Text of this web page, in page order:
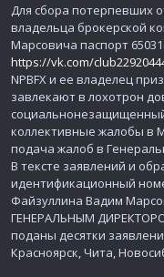
р
п
у
б
л
и
к
а
ц
и
и
Для сбора потерпевших
владельца брокерской
Марсовича паспорт
https://vk.com/
NPBFX и ее владелец
завлекают в лохотрон
коллективные жалобы в
подача жалоб в
В тексте заявлений и
идентификационный
Файзуллина Вадим
ГЕНЕРАЛЬНЫМ
поданы десятки
Красноярск, Чита,